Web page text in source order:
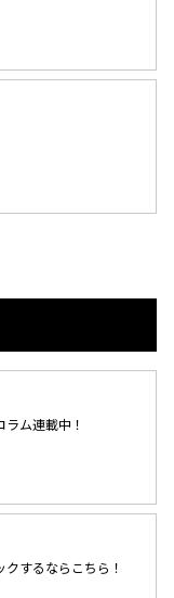
ム連載中！
するならこちら！